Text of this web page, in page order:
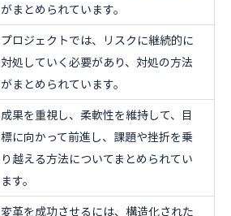
がまとめられています。
プロジェクトでは、リスクに継続的に
対処していく必要があり、対処の方法
がまとめられています。
成果を重視し、柔軟性を維持して、目
標に向かって前進し、課題や挫折を乗
り越える方法についてまとめられてい
ます。
変革を成功させるには、構造化された